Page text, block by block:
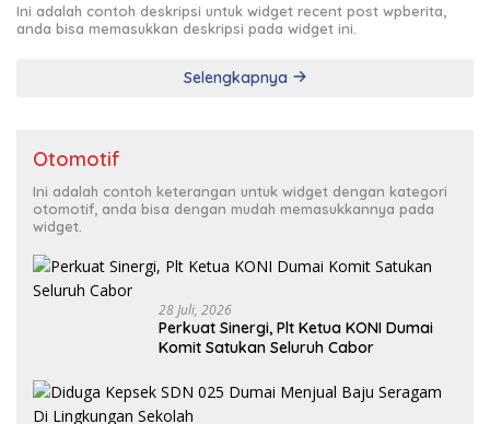
Ini adalah contoh deskripsi untuk widget recent post wpberita,
anda bisa memasukkan deskripsi pada widget ini.
Selengkapnya
Otomotif
Ini adalah contoh keterangan untuk widget dengan kategori
otomotif, anda bisa dengan mudah memasukkannya pada
widget.
28 Juli, 2026
Perkuat Sinergi, Plt Ketua KONI Dumai
Komit Satukan Seluruh Cabor